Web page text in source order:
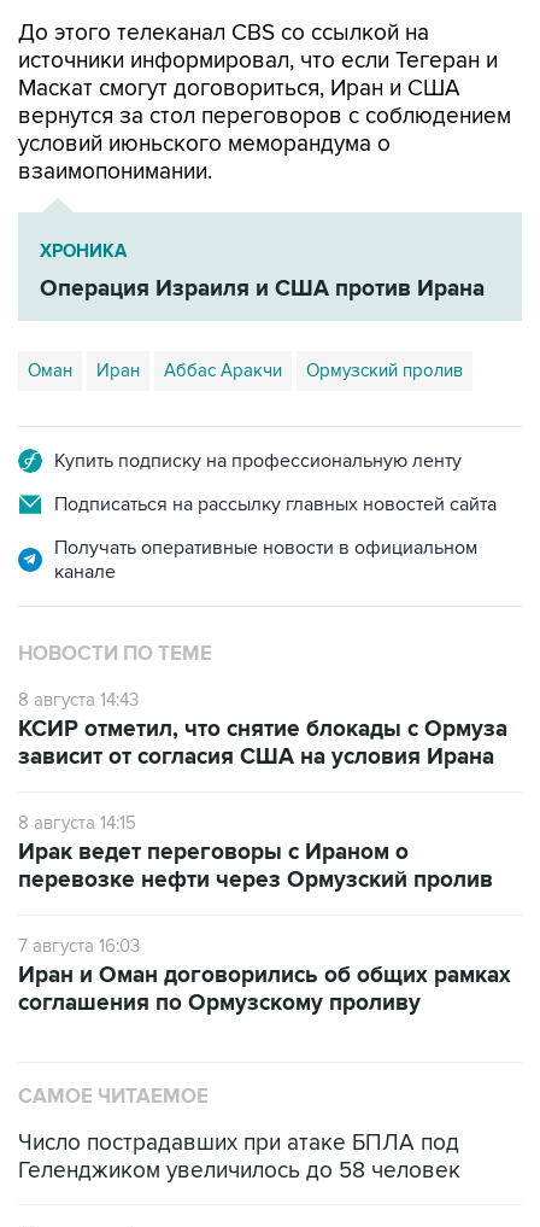
До этого телеканал CBS со ссылкой на
источники информировал, что если Тегеран и
Маскат смогут договориться, Иран и США
вернутся за стол переговоров с соблюдением
условий июньского меморандума о
взаимопонимании.
ХРОНИКА
Операция Израиля и США против Ирана
Оман Иран Аббас Аракчи Ормузский пролив
Купить подписку на профессиональную ленту
Подписаться на рассылку главных новостей сайта
Получать оперативные новости в официальном
канале
НОВОСТИ ПО ТЕМЕ
8 августа 14:43
КСИР отметил, что снятие блокады с Ормуза
зависит от согласия США на условия Ирана
8 августа 14:15
Ирак ведет переговоры с Ираном о
перевозке нефти через Ормузский пролив
7 августа 16:03
Иран и Оман договорились об общих рамках
соглашения по Ормузскому проливу
САМОЕ ЧИТАЕМОЕ
Число пострадавших при атаке БПЛА под
Геленджиком увеличилось до 58 человек